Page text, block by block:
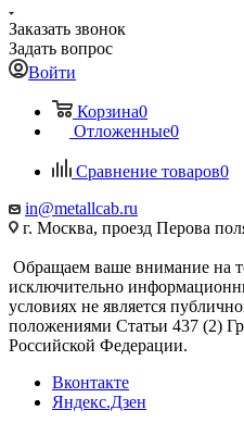
Заказать звонок
Задать вопрос
Войти
Корзина0
Отложенные0
Сравнение товаров0
in@metallcab.ru
г. Москва, проезд Перова
Обращаем ваше внимание на
исключительно
условиях не является
положениями Статьи 437 (2)
Российской Федерации.
Вконтакте
Яндекс.Дзен